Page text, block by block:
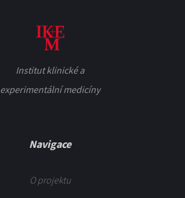
Institut klinické a
experimentální medicíny
Navigace
O projektu